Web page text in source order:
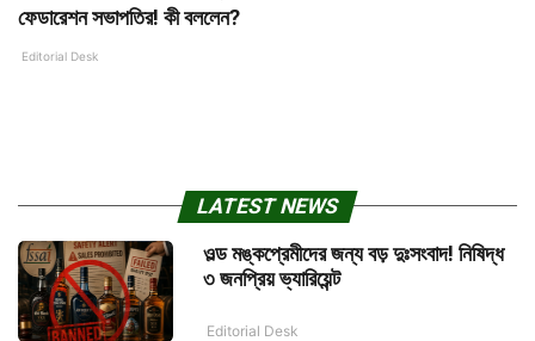
ফেডারেশন সভাপতির! কী বললেন?
Editorial Desk
LATEST NEWS
ওল্ড মঙ্কপ্রেমীদের জন্য বড় দুঃসংবাদ! নিষিদ্ধ
৩ জনপ্রিয় ভ্যারিয়েন্ট
Editorial Desk